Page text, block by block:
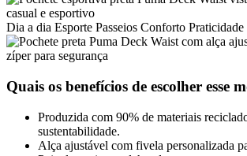
Dia a dia Esporte Passeios Conforto Praticidade
Quais os benefícios de escolher esse
Produzida com 90% de materiais
sustentabilidade.
Alça ajustável com fivela personalizada